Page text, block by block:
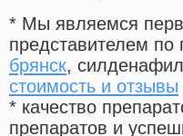
* Мы являемся
представителем
брянск,
стоимость и отзывы
* качество
препаратов и